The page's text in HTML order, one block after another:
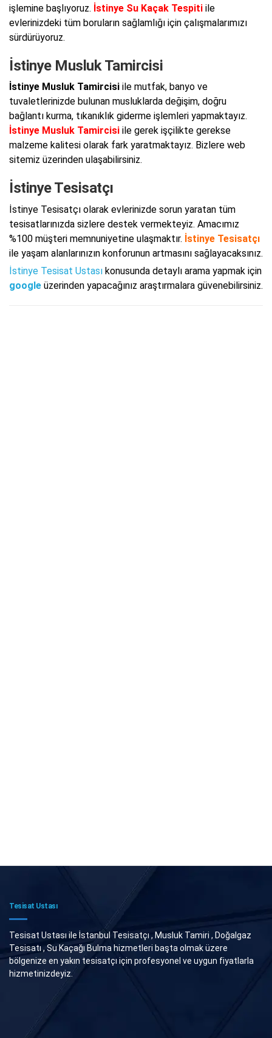
işlemine başlıyoruz. İstinye Su Kaçak Tespiti ile
evlerinizdeki tüm boruların sağlamlığı için çalışmalarımızı
sürdürüyoruz.
İstinye Musluk Tamircisi
İstinye Musluk Tamircisi ile mutfak, banyo ve
tuvaletlerinizde bulunan musluklarda değişim, doğru
bağlantı kurma, tıkanıklık giderme işlemleri yapmaktayız.
İstinye Musluk Tamircisi ile gerek işçilikte gerekse
malzeme kalitesi olarak fark yaratmaktayız. Bizlere web
sitemiz üzerinden ulaşabilirsiniz.
İstinye Tesisatçı
İstinye Tesisatçı olarak evlerinizde sorun yaratan tüm
tesisatlarınızda sizlere destek vermekteyiz. Amacımız
%100 müşteri memnuniyetine ulaşmaktır. İstinye Tesisatçı
ile yaşam alanlarınızın konforunun artmasını sağlayacaksınız.
İstinye Tesisat Ustası konusunda detaylı arama yapmak için
google üzerinden yapacağınız araştırmalara güvenebilirsiniz.
Tesisat Ustası
Tesisat Ustası ile İstanbul Tesisatçı , Musluk Tamiri , Doğalgaz
Tesisatı , Su Kaçağı Bulma hizmetleri başta olmak üzere
bölgenize en yakın tesisatçı için profesyonel ve uygun fiyatlarla
hizmetinizdeyiz.